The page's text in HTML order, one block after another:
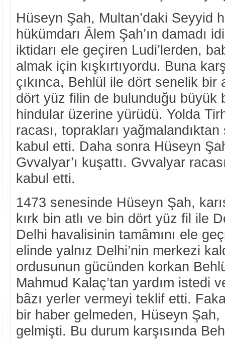
Hüseyn Şah, Multan’daki Seyyid
hükümdarı Âlem Şah’ın damadı
iktidarı ele geçiren Ludi’lerden,
almak için kışkırtıyordu. Buna
çıkınca, Behlül ile dört senelik bir
dört yüz filin de bulunduğu büyük
hindular üzerine yürüdü. Yolda
racası, toprakları
kabul etti. Daha sonra Hüseyn
Gvvalyar’ı kuşattı. Gvvalyar
kabul etti.
1473 senesinde Hüseyn Şah,
kırk bin atlı ve bin dört yüz fil ile
Delhi havalisinin tamâmını ele
elinde yalnız Delhi’nin merkezi
ordusunun gücünden korkan
Mahmud Kalaç’tan yardım istedi
bâzı yerler vermeyi teklif etti.
bir haber gelmeden, Hüseyn Şah,
gelmişti. Bu durum karşısında